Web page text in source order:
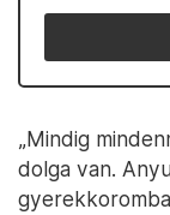
„Mindig
dolga van.